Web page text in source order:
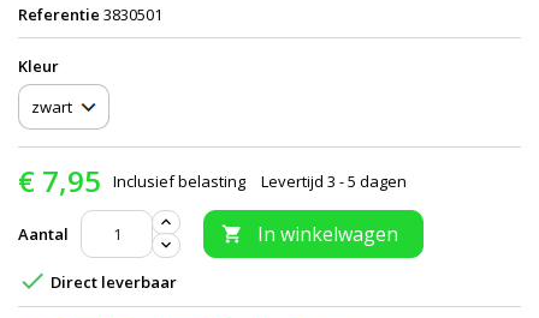
Referentie 3830501
Kleur
€ 7,95 Inclusief belasting Levertijd 3 - 5 dagen
Aantal  In winkelwagen
 Direct leverbaar